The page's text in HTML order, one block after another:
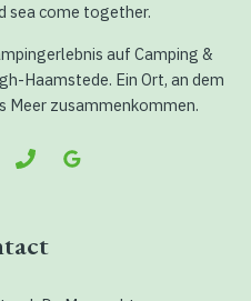
sea come together.
auf Camping &
Haamstede. Ein Ort, an dem
Meer zusammenkommen.